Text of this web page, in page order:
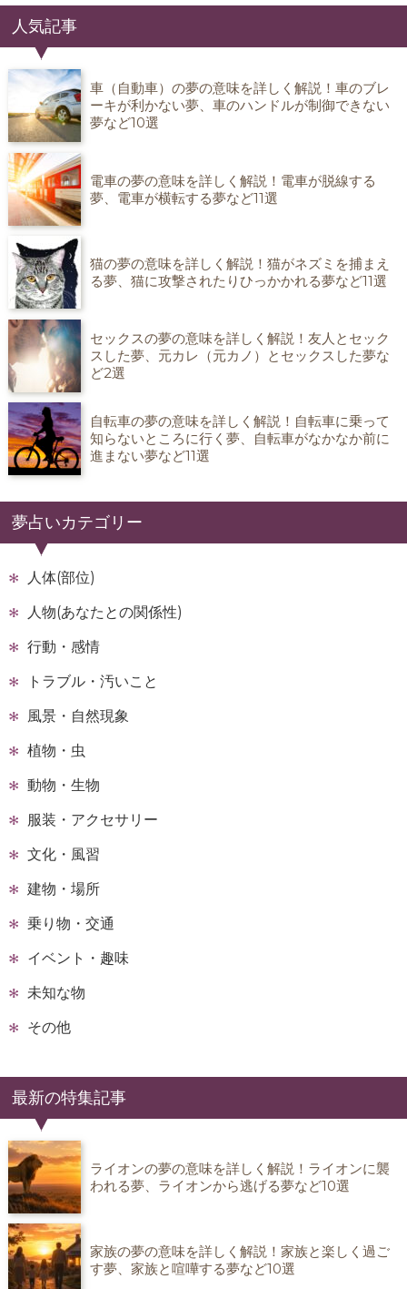
人気記事
車（自動車）の夢の意味を詳しく解説！車のブレ
ーキが利かない夢、車のハンドルが制御できない
夢など10選
電車の夢の意味を詳しく解説！電車が脱線する
夢、電車が横転する夢など11選
猫の夢の意味を詳しく解説！猫がネズミを捕まえ
る夢、猫に攻撃されたりひっかかれる夢など11選
セックスの夢の意味を詳しく解説！友人とセック
スした夢、元カレ（元カノ）とセックスした夢な
ど2選
自転車の夢の意味を詳しく解説！自転車に乗って
知らないところに行く夢、自転車がなかなか前に
進まない夢など11選
夢占いカテゴリー
人体(部位)
人物(あなたとの関係性)
行動・感情
トラブル・汚いこと
風景・自然現象
植物・虫
動物・生物
服装・アクセサリー
文化・風習
建物・場所
乗り物・交通
イベント・趣味
未知な物
その他
最新の特集記事
ライオンの夢の意味を詳しく解説！ライオンに襲
われる夢、ライオンから逃げる夢など10選
家族の夢の意味を詳しく解説！家族と楽しく過ご
す夢、家族と喧嘩する夢など10選